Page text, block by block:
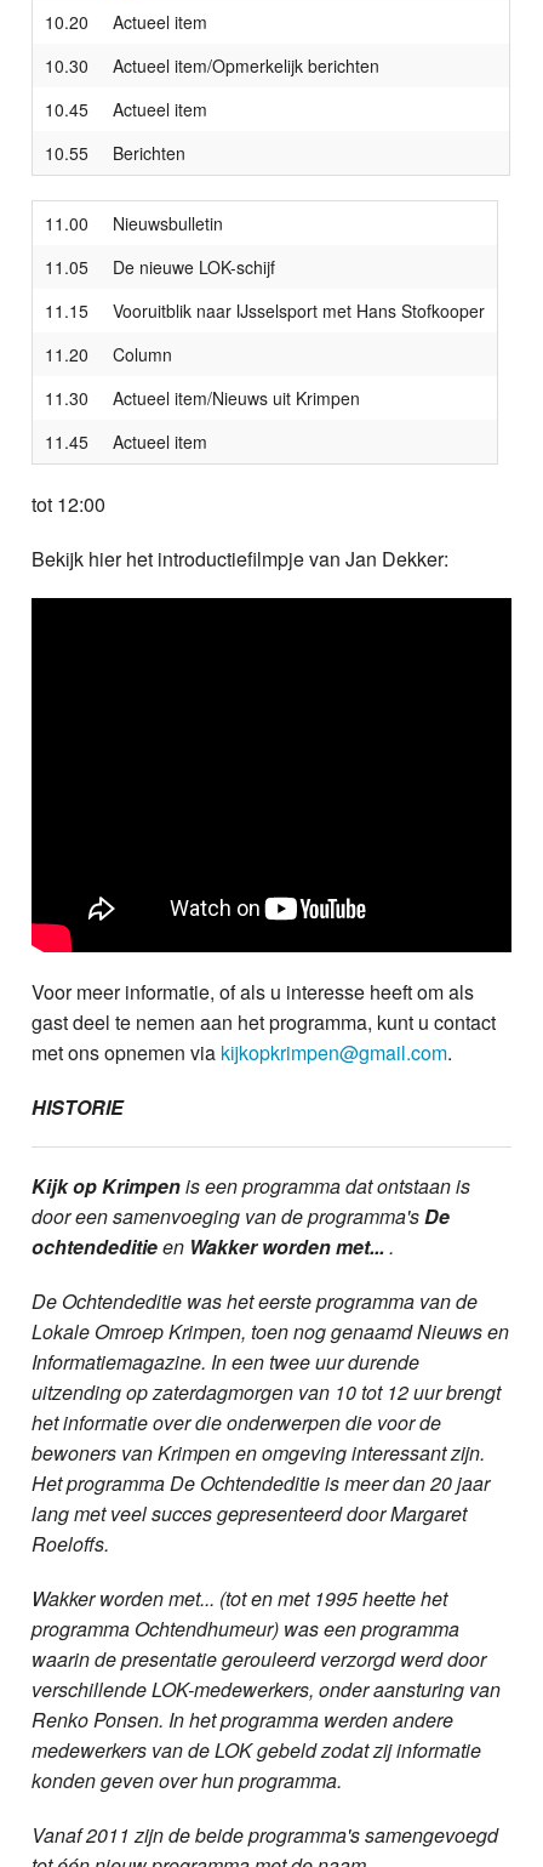
10.20
Actueel item
10.30
Actueel item/Opmerkelijk berichten
10.45
Actueel item
10.55
Berichten
11.00
Nieuwsbulletin
11.05
De nieuwe LOK-schijf
11.15
Vooruitblik naar IJsselsport met Hans Stofkooper
11.20
Column
11.30
Actueel item/Nieuws uit Krimpen
11.45
Actueel item
tot 12:00
Bekijk hier het introductiefilmpje van Jan Dekker:
Voor meer informatie, of als u interesse heeft om als
gast deel te nemen aan het programma, kunt u contact
met ons opnemen via kijkopkrimpen@gmail.com.
HISTORIE
Kijk op Krimpenis een programma dat ontstaan is
door een samenvoeging van de programma'sDe
ochtendeditieen Wakker worden met... .
De Ochtendeditie was het eerste programma van de
Lokale Omroep Krimpen, toen nog genaamd Nieuws en
Informatiemagazine. In een twee uur durende
uitzending op zaterdagmorgen van 10 tot 12 uur brengt
het informatie over die onderwerpen die voor de
bewoners van Krimpen en omgeving interessant zijn.
Het programma De Ochtendeditie is meer dan 20 jaar
lang met veel succes gepresenteerd door Margaret
Roeloffs.
Wakker worden met... (tot en met 1995 heette het
programma Ochtendhumeur) was een programma
waarin de presentatie gerouleerd verzorgd werd door
verschillende LOK-medewerkers, onder aansturing van
Renko Ponsen. In het programma werden andere
medewerkers van de LOK gebeld zodat zij informatie
konden geven over hun programma.
Vanaf 2011 zijn de beide programma's samengevoegd